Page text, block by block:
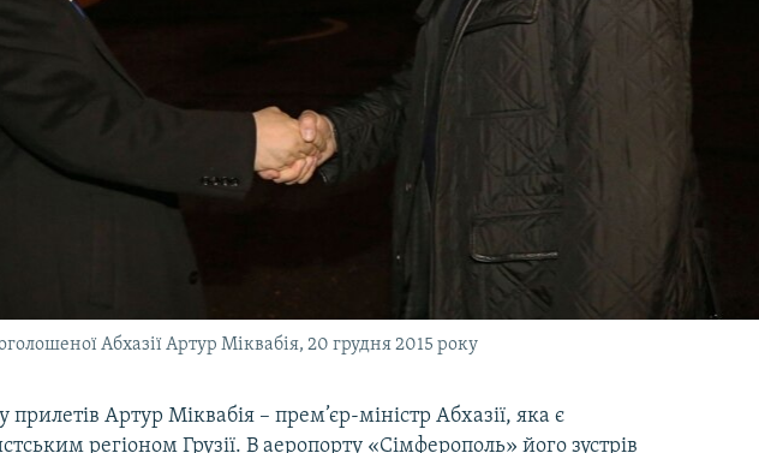
Абхазії Артур Міквабія, 20 грудня 2015 року
Артур Міквабія – прем’єр-міністр Абхазії, яка є
регіоном Грузії. В аеропорту «Сімферополь» його зустрів